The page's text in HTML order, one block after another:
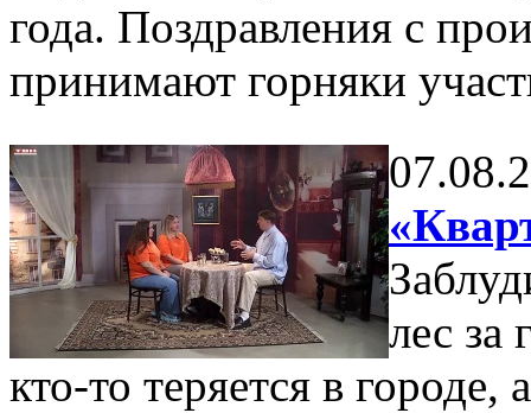
года. Поздравления с
принимают горняки
лес за
кто-то теряется в